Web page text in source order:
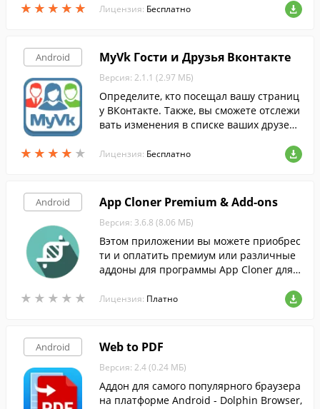
★ ★ ★ ★ ★
★ ★ ★ ★ ★ Лицензия: Бесплатно
Android
★ ★ ★ ★ ★
★ ★ ★ ★ ★
MyVk Гости и Друзья Вконтакте
Версия: 2.1.1 (2.97 МБ)
Определите, кто посещал вашу страниц
у ВКонтакте. Также, вы сможете отслежи
вать изменения в списке ваших друзей,
лился из ваших контактов.
Лицензия: Бесплатно
Android
★ ★ ★ ★ ★
★ ★ ★ ★ ★
App Cloner Premium & Add-ons
Версия: 3.6.8 (8.06 МБ)
Вэтом приложении вы можете приобрес
ти и оплатить премиум или различные
аддоны для программы App Cloner для A
Лицензия: Платно
Android Web to PDF
Версия: 2.4 (0.24 МБ)
Аддон для самого популярного браузера
на платформе Android - Dolphin Browser,